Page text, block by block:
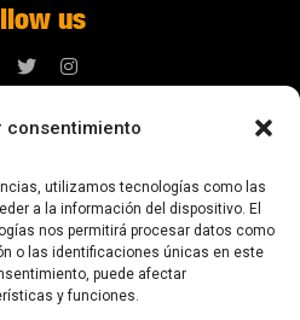
consentimiento
utilizamos tecnologías como las
a la información del dispositivo. El
nos permitirá procesar datos como
o las identificaciones únicas en este
puede afectar
y funciones.
us
Déu de Montserrat, 115
Barcelona